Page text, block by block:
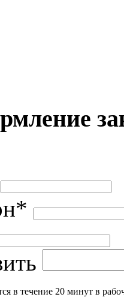
в течение 20 минут в